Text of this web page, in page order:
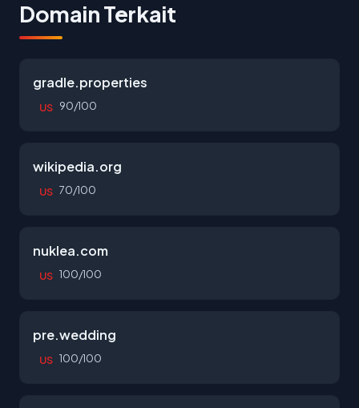
Domain Terkait
gradle.properties
US 90/100
wikipedia.org
US 70/100
nuklea.com
US 100/100
pre.wedding
US 100/100